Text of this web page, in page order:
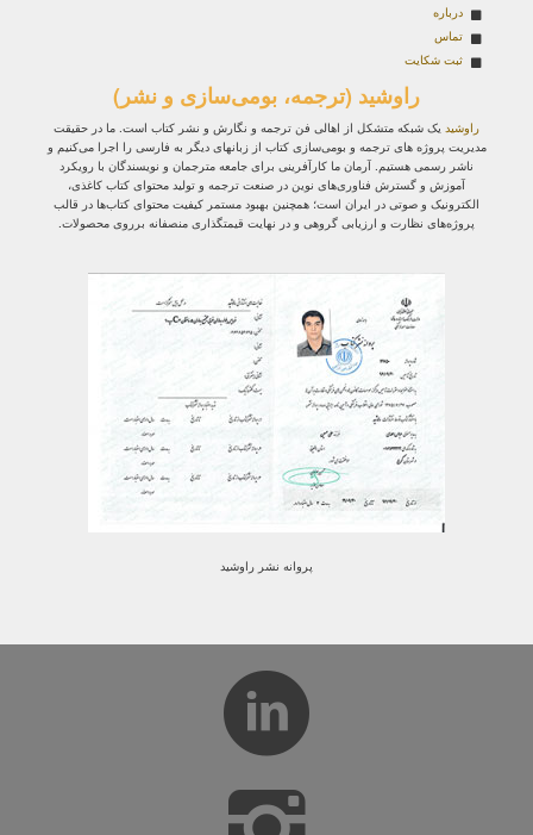
درباره
تماس
ثبت شکایت
راوشید (ترجمه، بومی‌سازی و نشر)
راوشید یک شبکه متشکل از اهالی فن ترجمه و نگارش و نشر کتاب است. ما در حقیقت
مدیریت پروژه‌ های ترجمه و بومی‌سازی کتاب از زبانهای دیگر به فارسی را اجرا می‌کنیم و
ناشر رسمی هستیم. آرمان ما کارآفرینی برای جامعه مترجمان و نویسندگان با رویکرد
آموزش و گسترش فناوری‌های نوین در صنعت ترجمه و تولید محتوای کتاب کاغذی،
الکترونیک و صوتی در ایران است؛ همچنین بهبود مستمر کیفیت محتوای کتاب‌ها در قالب
پروژه‌های نظارت و ارزیابی گروهی و در نهایت قیمتگذاری منصفانه برروی محصولات.
پروانه نشر راوشید